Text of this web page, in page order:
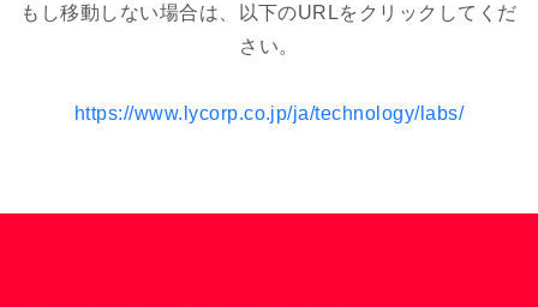
もし移動しない場合は、以下のURLをクリックしてくだ
さい。
https://www.lycorp.co.jp/ja/technology/labs/